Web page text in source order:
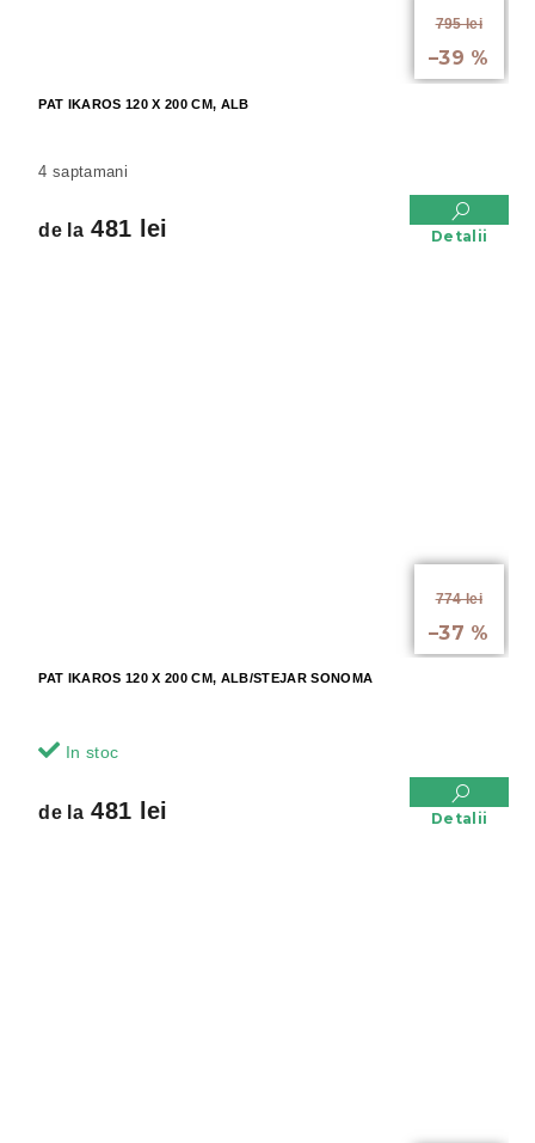
795 lei
–39 %
PAT IKAROS 120 X 200 CM, ALB
4 saptamani
de la481 lei Detalii
774 lei
–37 %
PAT IKAROS 120 X 200 CM, ALB/STEJAR SONOMA
In stoc
de la481 lei Detalii